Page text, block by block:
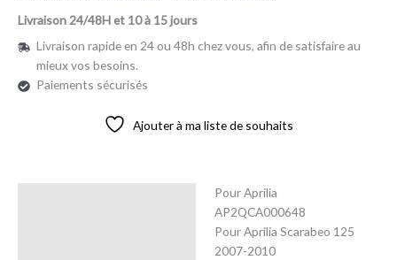
Livraison 24/48H et 10 à 15 jours
Livraison rapide en 24 ou 48h chez vous, afin de satisfaire au
mieux vos besoins.
Paiements sécurisés
Ajouter à ma liste de souhaits
Pour Aprilia
AP2QCA000648
Pour Aprilia Scarabeo 125
2007-2010